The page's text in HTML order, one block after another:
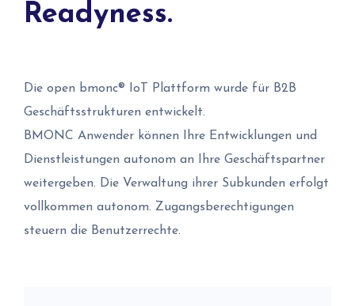
Readyness.
Die open bmonc® IoT Plattform wurde für B2B
Geschäftsstrukturen entwickelt.
BMONC Anwender können Ihre Entwicklungen und
Dienstleistungen autonom an Ihre Geschäftspartner
weitergeben. Die Verwaltung ihrer Subkunden erfolgt
vollkommen autonom. Zugangsberechtigungen
steuern die Benutzerrechte.